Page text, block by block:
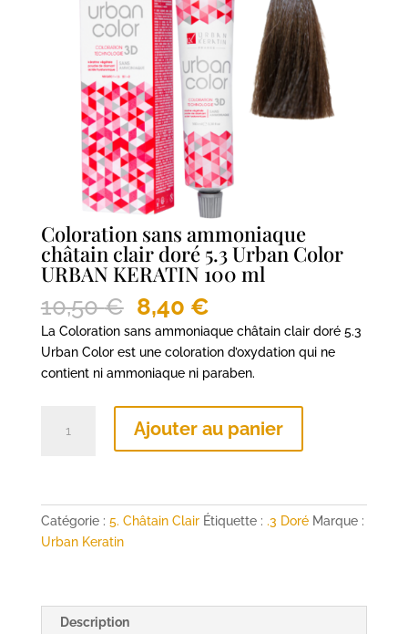
Coloration sans ammoniaque
châtain clair doré 5.3 Urban Color
URBAN KERATIN 100 ml
10,50€ Le
prix
initial
était :
10,50 €.
8,40 €Le
prix
actuel
est :
La Coloration sans ammoniaque châtain clair doré 5.3
Urban Color est une coloration d’oxydation qui ne
contient ni ammoniaque ni paraben.
châtain
clair
Urban
Color
Ajouter au panier
Catégorie : 5. Châtain Clair Étiquette : .3 Doré Marque :
Urban Keratin
Description